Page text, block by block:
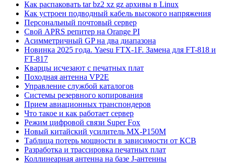
Как распаковать tar bz2 xz gz архивы в Linux
Как устроен подводный кабель высокого напряжения
Персональный почтовый сервер
Свой APRS репитер на Orange PI
Асимметричный GP на два диапазона
Новинка 2025 года. Yaesu FTX-1F. Замена для FT-818 и
FT-817
Кварцы исчезают с печатных плат
Походная антенна VP2E
Управление службой каталогов
Системы резервного копирования
Прием авиационных транспондеров
Что такое и как работает сервер
Режим цифровой связи Super Fox
Новый китайский усилитель MX-P150M
Таблица потерь мощности в зависимости от КСВ
Разработка и трассировка печатных плат
Коллинеарная антенна на базе J-антенны